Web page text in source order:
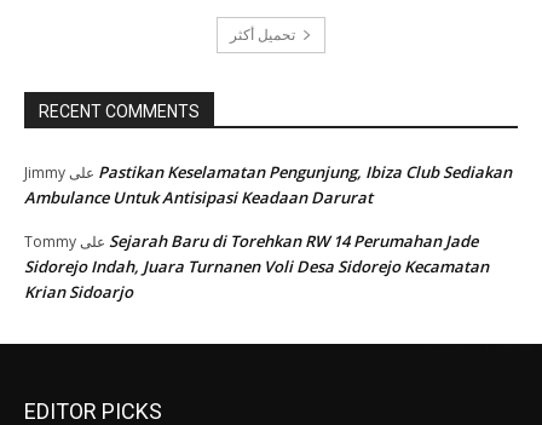
تحميل أكثر
RECENT COMMENTS
Jimmy
Pastikan Keselamatan Pengunjung, Ibiza Club Sediakan
Ambulance Untuk Antisipasi Keadaan Darurat
Tommy
Sejarah Baru di Torehkan RW 14 Perumahan Jade
Sidorejo Indah, Juara Turnanen Voli Desa Sidorejo Kecamatan
Krian Sidoarjo
EDITOR PICKS